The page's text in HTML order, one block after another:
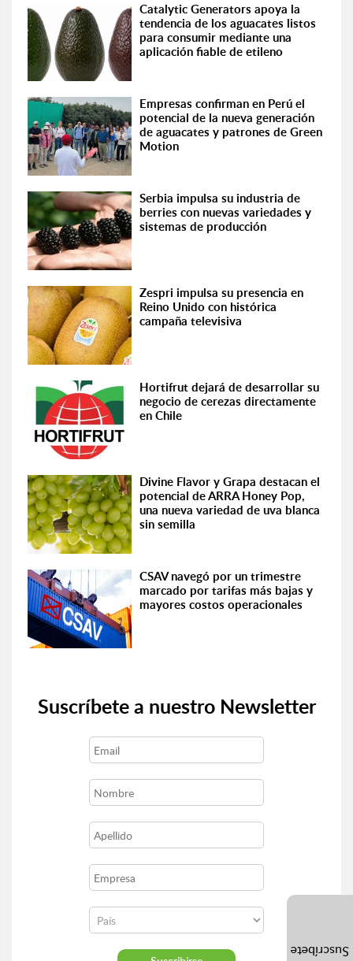
Catalytic Generators apoya la
tendencia de los aguacates listos
para consumir mediante una
aplicación fiable de etileno
Empresas confirman en Perú el
potencial de la nueva generación
de aguacates y patrones de Green
Motion
Serbia impulsa su industria de
berries con nuevas variedades y
sistemas de producción
Zespri impulsa su presencia en
Reino Unido con histórica
campaña televisiva
Hortifrut dejará de desarrollar su
negocio de cerezas directamente
en Chile
Divine Flavor y Grapa destacan el
potencial de ARRA Honey Pop,
una nueva variedad de uva blanca
sin semilla
CSAV navegó por un trimestre
marcado por tarifas más bajas y
mayores costos operacionales
Suscríbete a nuestro Newsletter
Suscríbete